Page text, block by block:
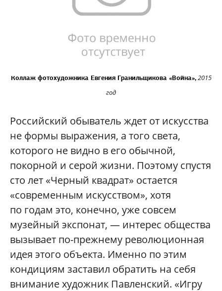
Коллаж фотохудожника Евгения Гранильщикова «Война», 2015
год
Российский обыватель ждет от искусства
не формы выражения, а того света,
которого не видно в его обычной,
покорной и серой жизни. Поэтому спустя
сто лет «Черный квадрат» остается
«современным искусством», хотя
по годам это, конечно, уже совсем
музейный экспонат, — интерес общества
вызывает по-прежнему революционная
идея этого объекта. Именно по этим
кондициям заставил обратить на себя
внимание художник Павленский. «Игру